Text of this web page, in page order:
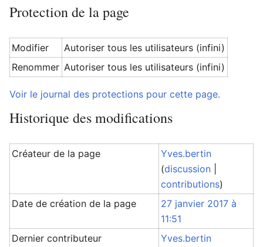
Protection de la page
Modifier
Autoriser tous les utilisateurs (infini)
Renommer Autoriser tous les utilisateurs (infini)
Voir le journal des protections pour cette page.
Historique des modifications
Créateur de la page
Yves.bertin
(discussion
contributions)
Date de création de la page
27 janvier 2017 à
11:51
Dernier contributeur
Yves.bertin